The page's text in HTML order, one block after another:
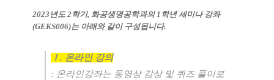
2023 년도 2 학기, 화공생명공학과의1 학년 세미나 강좌
(GEKS006)는 아래와 같이 구성됩니다.
Ⅰ. 온라인 강의
: 온라인강좌는 동영상 감상 및 퀴즈 풀이로